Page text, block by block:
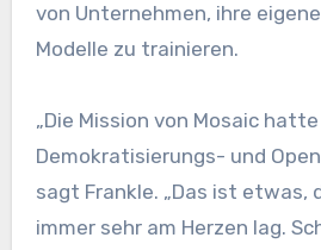
von Unternehmen, ihre
Modelle zu trainieren.
„Die Mission von Mosaic
Demokratisierungs- und
sagt Frankle. „Das ist etwas,
immer sehr am Herzen lag.